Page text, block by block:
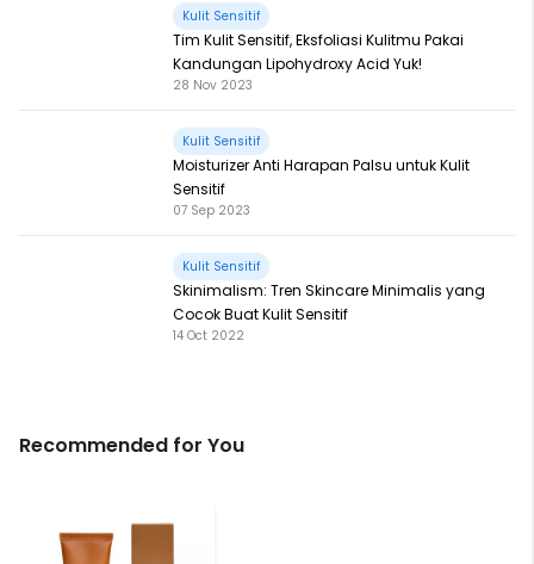
Kulit Sensitif
Tim Kulit Sensitif, Eksfoliasi Kulitmu Pakai
Kandungan Lipohydroxy Acid Yuk!
28 Nov 2023
Kulit Sensitif
Moisturizer Anti Harapan Palsu untuk Kulit
Sensitif
07 Sep 2023
Kulit Sensitif
Skinimalism: Tren Skincare Minimalis yang
Cocok Buat Kulit Sensitif
14 Oct 2022
Recommended for You